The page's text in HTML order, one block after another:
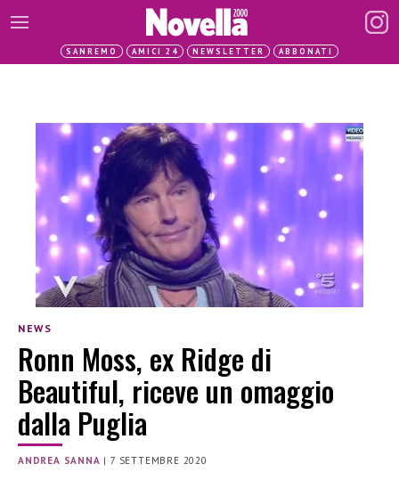
SANREMO AMICI 24 NEWSLETTER ABBONATI
NEWS
Ronn Moss, ex Ridge di
Beautiful, riceve un omaggio
dalla Puglia
ANDREA SANNA |7 SETTEMBRE 2020